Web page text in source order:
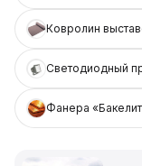
Ковролин
Светодиодный
Фанера